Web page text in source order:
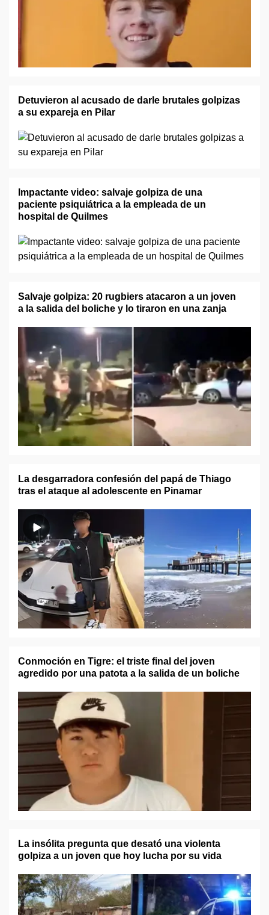
Detuvieron al acusado de darle brutales golpizas
a su expareja en Pilar
Impactante video: salvaje golpiza de una
paciente psiquiátrica a la empleada de un
hospital de Quilmes
Salvaje golpiza: 20 rugbiers atacaron a un joven
a la salida del boliche y lo tiraron en una zanja
La desgarradora confesión del papá de Thiago
tras el ataque al adolescente en Pinamar
Conmoción en Tigre: el triste final del joven
agredido por una patota a la salida de un boliche
La insólita pregunta que desató una violenta
golpiza a un joven que hoy lucha por su vida